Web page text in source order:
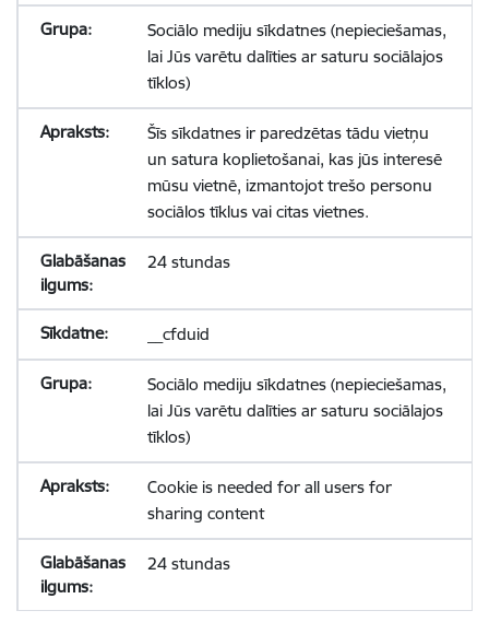
Sociālo mediju sīkdatnes (nepieciešamas,
lai Jūs varētu dalīties ar saturu sociālajos
tīklos)
Šīs sīkdatnes ir paredzētas tādu vietņu
un satura koplietošanai, kas jūs interesē
mūsu vietnē, izmantojot trešo personu
sociālos tīklus vai citas vietnes.
24 stundas
__cfduid
Sociālo mediju sīkdatnes (nepieciešamas,
lai Jūs varētu dalīties ar saturu sociālajos
tīklos)
Cookie is needed for all users for
sharing content
24 stundas